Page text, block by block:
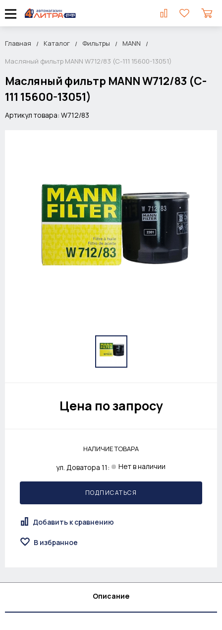
Главная Каталог Фильтры
MANN
Масляный фильтр MANN W712/83 (C-111 15600-13051)
Масляный фильтр MANN W712/83 (C-
111 15600-13051)
Артикул товара: W712/83
Цена по запросу
НАЛИЧИЕ ТОВАРА
ул. Доватора 11: Нет в наличии
ПОДПИСАТЬСЯ
Добавить к сравнению
В избранное
Описание